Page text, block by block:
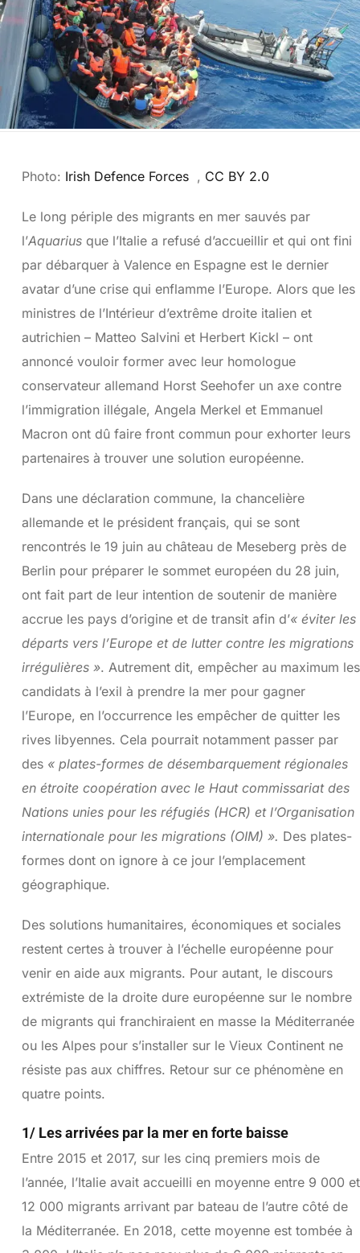
Photo: Irish Defence Forces , CC BY 2.0
Le long périple des migrants en mer sauvés par
l’Aquariusque l’Italie a refusé d’accueillir et qui ont fini
par débarquer à Valence en Espagne est le dernier
avatar d’une crise qui enflamme l’Europe. Alors que les
ministres de l’Intérieur d’extrême droite italien et
autrichien – Matteo Salvini et Herbert Kickl – ont
annoncé vouloir former avec leur homologue
conservateur allemand Horst Seehofer un axe contre
l’immigration illégale, Angela Merkel et Emmanuel
Macron ont dû faire front commun pour exhorter leurs
partenaires à trouver une solution européenne.
Dans une déclaration commune, la chancelière
allemande et le président français, qui se sont
rencontrés le 19 juin au château de Meseberg près de
Berlin pour préparer le sommet européen du 28 juin,
ont fait part de leur intention de soutenir de manière
accrue les pays d’origine et de transit afin d’« éviter les
départs vers l’Europe et de lutter contre les migrations
irrégulières ». Autrement dit, empêcher au maximum les
candidats à l’exil à prendre la mer pour gagner
l’Europe, en l’occurrence les empêcher de quitter les
rives libyennes. Cela pourrait notamment passer par
des « plates-formes de désembarquement régionales
en étroite coopération avec le Haut commissariat des
Nations unies pour les réfugiés (HCR) et l’Organisation
internationale pour les migrations (OIM) ». Des plates-
formes dont on ignore à ce jour l’emplacement
géographique.
Des solutions humanitaires, économiques et sociales
restent certes à trouver à l’échelle européenne pour
venir en aide aux migrants. Pour autant, le discours
extrémiste de la droite dure européenne sur le nombre
de migrants qui franchiraient en masse la Méditerranée
ou les Alpes pour s’installer sur le Vieux Continent ne
résiste pas aux chiffres. Retour sur ce phénomène en
quatre points.
1/ Les arrivées par la mer en forte baisse
Entre 2015 et 2017, sur les cinq premiers mois de
l’année, l’Italie avait accueilli en moyenne entre 9 000 et
12 000 migrants arrivant par bateau de l’autre côté de
la Méditerranée. En 2018, cette moyenne est tombée à